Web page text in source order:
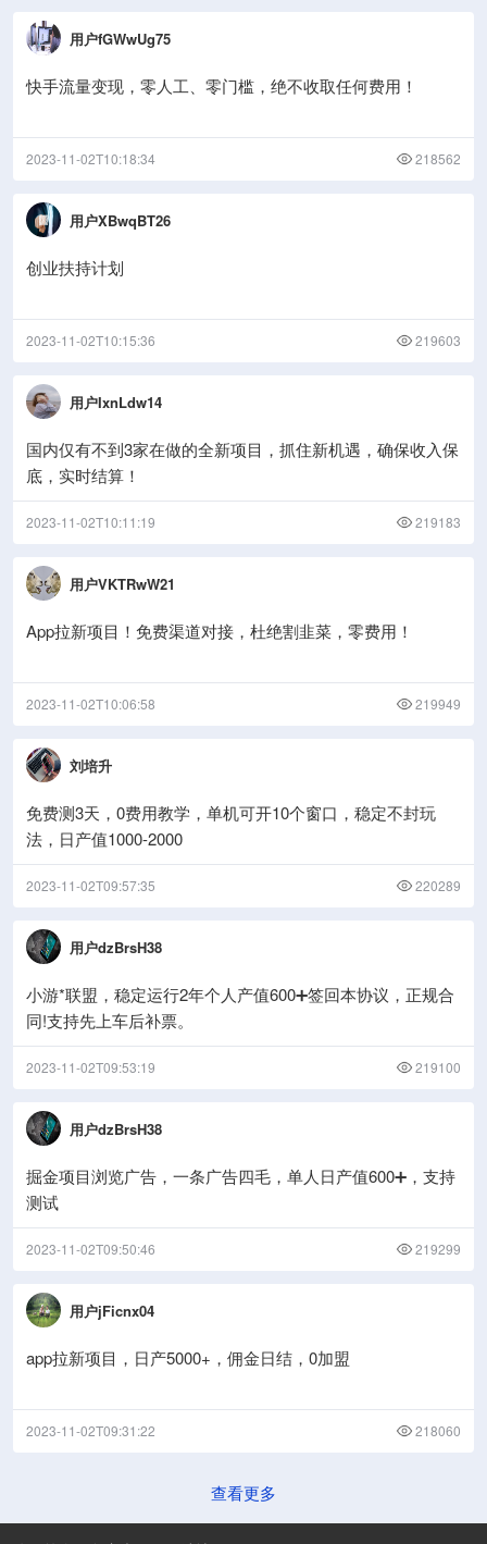
用户fGWwUg75
快手流量变现，零人工、零门槛，绝不收取任何费用！
2023-11-02T10:18:34 218562
用户XBwqBT26
创业扶持计划
2023-11-02T10:15:36 219603
用户IxnLdw14
国内仅有不到3家在做的全新项目，抓住新机遇，确保收入保
底，实时结算！
2023-11-02T10:11:19 219183
用户VKTRwW21
App拉新项目！免费渠道对接，杜绝割韭菜，零费用！
2023-11-02T10:06:58 219949
刘培升
免费测3天，0费用教学，单机可开10个窗口，稳定不封玩
法，日产值1000-2000
2023-11-02T09:57:35 220289
用户dzBrsH38
小游*联盟，稳定运行2年个人产值600➕签回本协议，正规合
同!支持先上车后补票。
2023-11-02T09:53:19 219100
用户dzBrsH38
掘金项目浏览广告，一条广告四毛，单人日产值600➕，支持
测试
2023-11-02T09:50:46 219299
用户jFicnx04
app拉新项目，日产5000+，佣金日结，0加盟
2023-11-02T09:31:22 218060
查看更多